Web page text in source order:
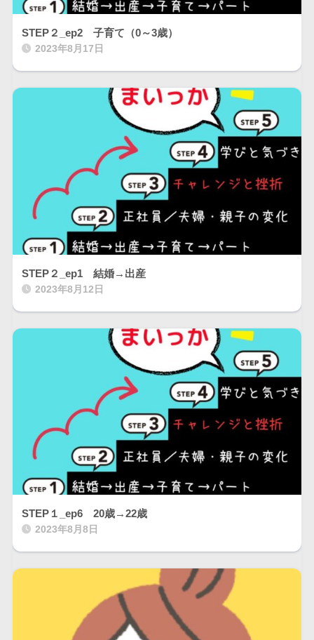
STEP２_ep2 子育て（0～3歳）
2023年8月17日
STEP２_ep1 結婚→出産
2023年8月12日
STEP１_ep6 20歳→22歳
2023年8月8日